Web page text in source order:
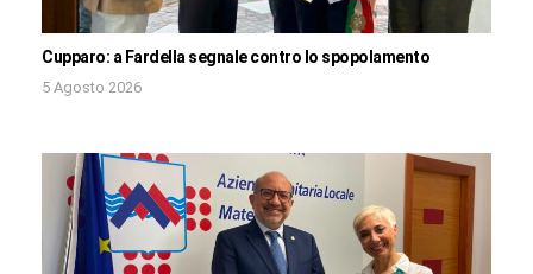
Cupparo: a Fardella segnale contro lo spopolamento
5 Agosto 2026